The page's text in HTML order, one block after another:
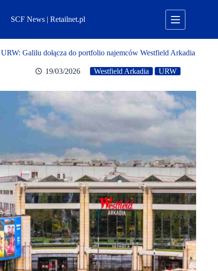
treściSCF News | Retailnet.pl
URW: Galilu dołącza do portfolio najemców Westfield Arkadia
19/03/2026 Westfield Arkadia URW